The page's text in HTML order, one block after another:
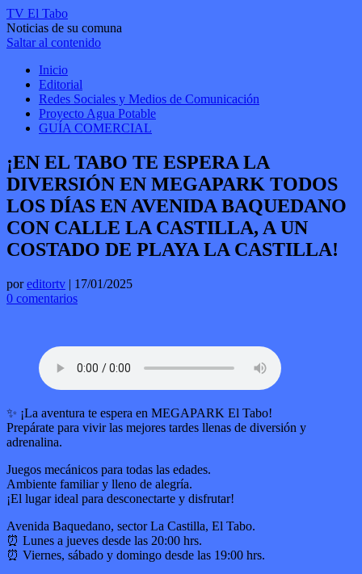
TV El Tabo
Noticias de su comuna
Saltar al contenido
Inicio
Editorial
Redes Sociales y Medios de Comunicación
Proyecto Agua Potable
GUÍA COMERCIAL
¡EN EL TABO TE ESPERA LA
DIVERSIÓN EN MEGAPARK TODOS
LOS DÍAS EN AVENIDA BAQUEDANO
CON CALLE LA CASTILLA, A UN
COSTADO DE PLAYA LA CASTILLA!
poreditortv | 17/01/2025
0 comentarios
✨ ¡La aventura te espera en MEGAPARK El Tabo!
Prepárate para vivir las mejores tardes llenas de diversión y
adrenalina.
Juegos mecánicos para todas las edades.
Ambiente familiar y lleno de alegría.
¡El lugar ideal para desconectarte y disfrutar!
Avenida Baquedano, sector La Castilla, El Tabo.
⏰ Lunes a jueves desde las 20:00 hrs.
⏰ Viernes, sábado y domingo desde las 19:00 hrs.